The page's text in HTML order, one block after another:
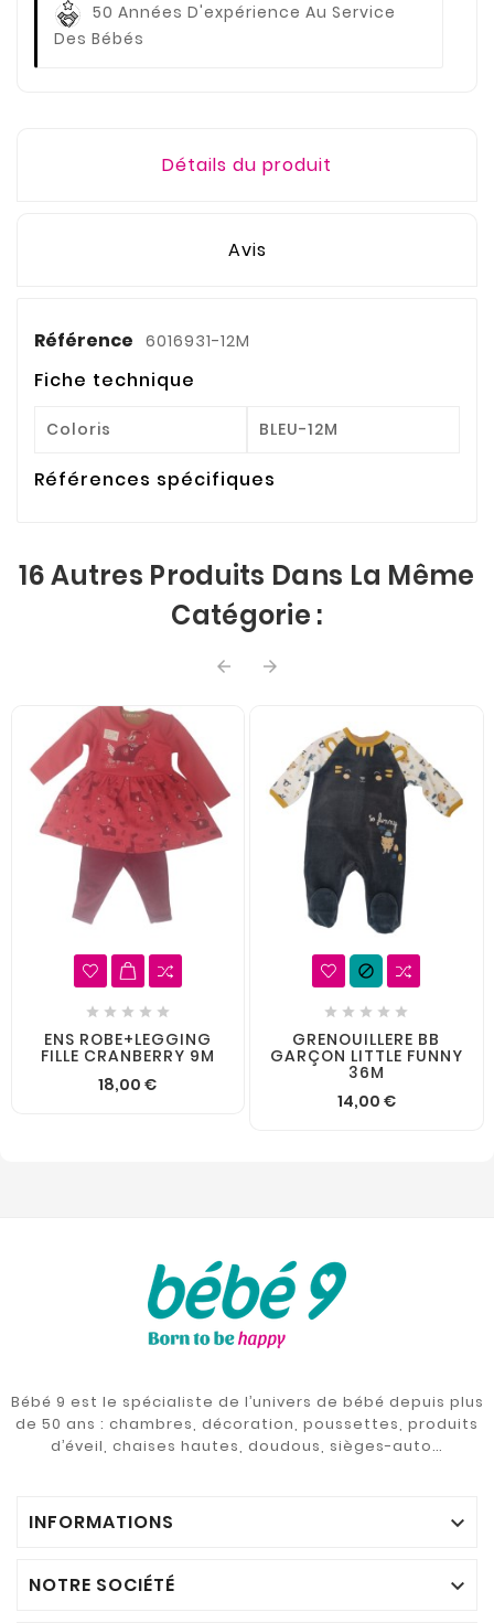
50 Années D'expérience Au Service
Des Bébés
Détails du produit
Avis
Référence 6016931-12M
Fiche technique
Coloris BLEU-12M
Références spécifiques
16 Autres Produits Dans La Même
Catégorie :
 
    
ENS ROBE+LEGGING
FILLE CRANBERRY 9M
18,00 €

    
GRENOUILLERE BB
GARÇON LITTLE FUNNY
36M
14,00 €
Bébé 9 est le spécialiste de l’univers de bébé depuis plus
de 50 ans : chambres, décoration, poussettes, produits
d’éveil, chaises hautes, doudous, sièges-auto…
INFORMATIONS 
NOTRE SOCIÉTÉ 